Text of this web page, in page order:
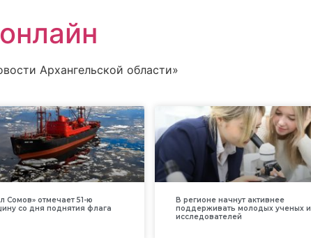
Архангельской области»
Сомов» отмечает 51-ю
со дня поднятия флага
В регионе начнут активнее
поддерживать молодых ученых и
исследователей